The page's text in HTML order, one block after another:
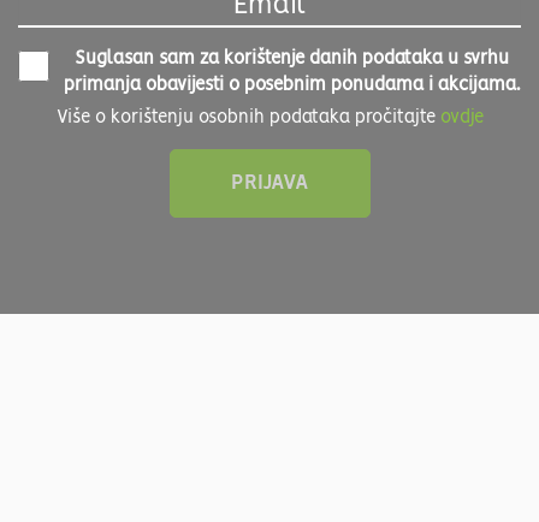
Suglasan sam za korištenje danih podataka u svrhu
primanja obavijesti o posebnim ponudama i akcijama.
Više o korištenju osobnih podataka pročitajte ovdje